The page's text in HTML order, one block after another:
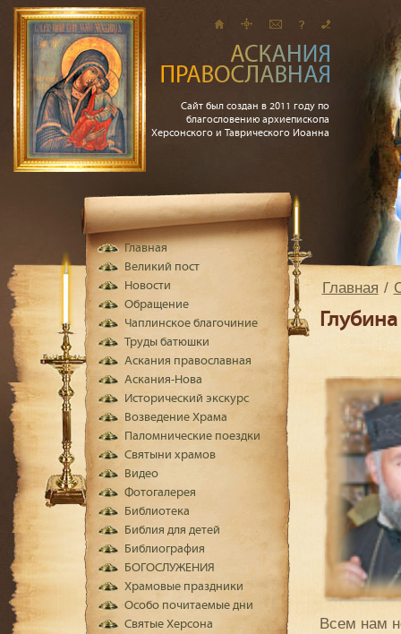
Сайт был создан в 2011 году по
благословению архиепископа
Херсонского и Таврического Иоанна
Главная
Всем нам
Главная
Великий пост
Новости
Обращение
Чаплинское благочиние
Труды батюшки
Аскания православная
Аскания-Нова
Исторический экскурс
Возведение Храма
Паломнические поездки
Святыни храмов
Видео
Фотогалерея
Библиотека
Библия для детей
Библиография
БОГОСЛУЖЕНИЯ
Храмовые праздники
Особо почитаемые дни
Святые Херсона